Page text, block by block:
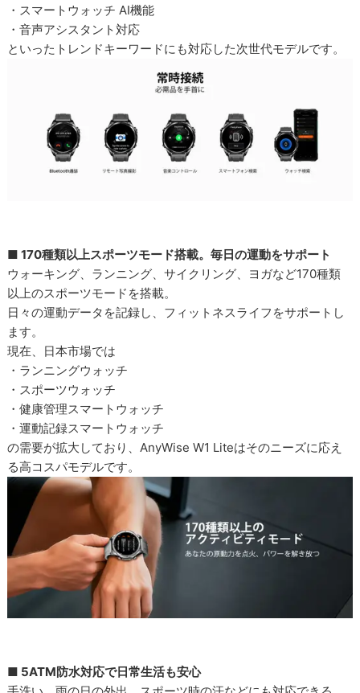
・スマートウォッチ AI機能
・音声アシスタント対応
といったトレンドキーワードにも対応した次世代モデルです。
■ 170種類以上スポーツモード搭載。毎日の運動をサポート
ウォーキング、ランニング、サイクリング、ヨガなど170種類
以上のスポーツモードを搭載。
日々の運動データを記録し、フィットネスライフをサポートし
ます。
現在、日本市場では
・ランニングウォッチ
・スポーツウォッチ
・健康管理スマートウォッチ
・運動記録スマートウォッチ
の需要が拡大しており、AnyWise W1 Liteはそのニーズに応え
る高コスパモデルです。
■ 5ATM防水対応で日常生活も安心